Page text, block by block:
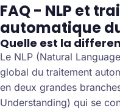
FAQ - NLP et
automatique
Quelle est la
Le NLP (Natural
global du traitement
en deux grandes
Understanding) qui se